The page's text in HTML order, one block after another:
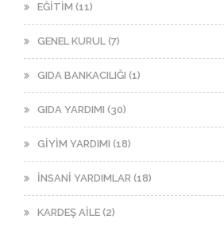
EĞİTİM (11)
GENEL KURUL (7)
GIDA BANKACILIĞI (1)
GIDA YARDIMI (30)
GİYİM YARDIMI (18)
İNSANİ YARDIMLAR (18)
KARDEŞ AİLE (2)